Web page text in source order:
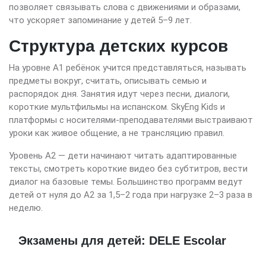
позволяет связывать слова с движениями и образами,
что ускоряет запоминание у детей 5–9 лет.
Структура детских курсов
На уровне A1 ребёнок учится представляться, называть
предметы вокруг, считать, описывать семью и
распорядок дня. Занятия идут через песни, диалоги,
короткие мультфильмы на испанском. SkyEng Kids и
платформы с носителями-преподавателями выстраивают
уроки как живое общение, а не трансляцию правил.
Уровень A2 — дети начинают читать адаптированные
тексты, смотреть короткие видео без субтитров, вести
диалог на базовые темы. Большинство программ ведут
детей от нуля до A2 за 1,5–2 года при нагрузке 2–3 раза в
неделю.
Экзамены для детей: DELE Escolar